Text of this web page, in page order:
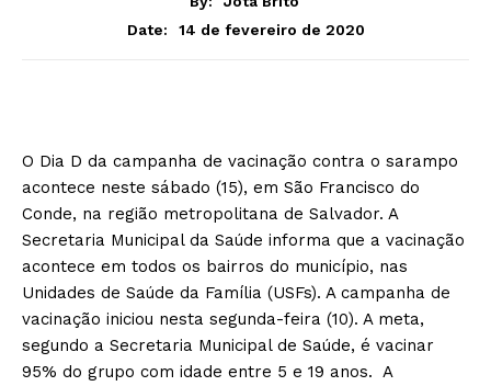
Date:
14 de fevereiro de 2020
O Dia D da campanha de vacinação contra o sarampo
acontece neste sábado (15), em São Francisco do
Conde, na região metropolitana de Salvador. A
Secretaria Municipal da Saúde informa que a vacinação
acontece em todos os bairros do município, nas
Unidades de Saúde da Família (USFs). A campanha de
vacinação iniciou nesta segunda-feira (10). A meta,
segundo a Secretaria Municipal de Saúde, é vacinar
95% do grupo com idade entre 5 e 19 anos. A